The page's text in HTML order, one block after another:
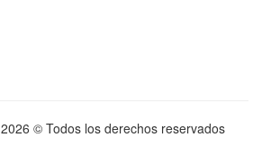
2026 © Todos los derechos reservados